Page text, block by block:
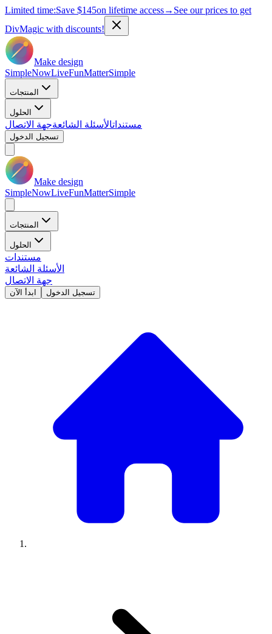
Limited time:Save $145on lifetime access→ See our prices to get
DivMagic with discounts!
Make design
SimpleNowLiveFunMatterSimple
المنتجات
الحلول
مستنداتالأسئلة الشائعةجهة الاتصال
تسجيل الدخول
Make design
SimpleNowLiveFunMatterSimple
المنتجات
الحلول
مستندات
الأسئلة الشائعة
جهة الاتصال
ابدأ الآن تسجيل الدخول